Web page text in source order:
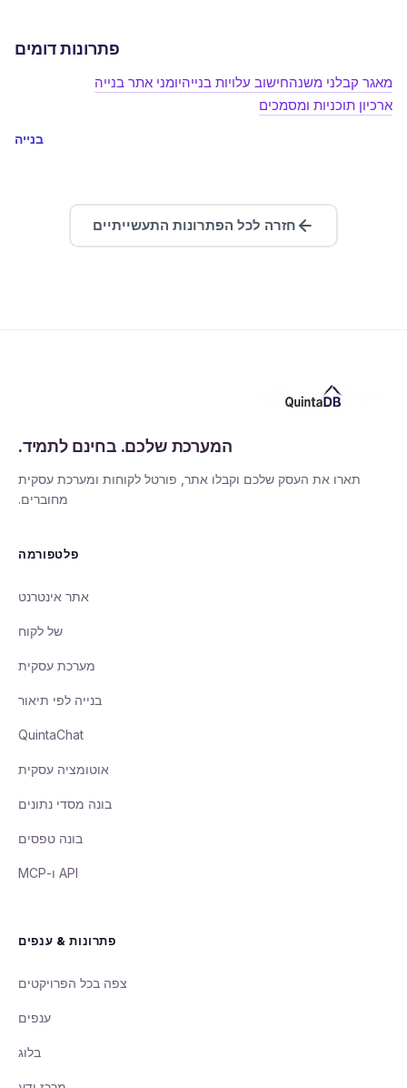
פתרונות דומים
מאגר קבלני משנהחישוב עלויות בנייהיומני אתר בנייה
ארכיון תוכניות ומסמכים
בנייה
חזרה לכל הפתרונות התעשייתיים
המערכת שלכם. בחינם לתמיד.
תארו את העסק שלכם וקבלו אתר, פורטל לקוחות ומערכת עסקית
מחוברים.
פלטפורמה
אתר אינטרנט
של לקוח
מערכת עסקית
בנייה לפי תיאור
QuintaChat
אוטומציה עסקית
בונה מסדי נתונים
בונה טפסים
פתרונות & ענפים
צפה בכל הפרויקטים
ענפים
בלוג